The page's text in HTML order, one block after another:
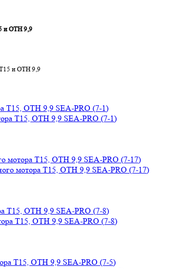
и OTH 9,9
T15, OTH 9,9 SEA-PRO (7-1)
мотора T15, OTH 9,9 SEA-PRO (7-17)
T15, OTH 9,9 SEA-PRO (7-8)
T15, OTH 9,9 SEA-PRO (7-5)